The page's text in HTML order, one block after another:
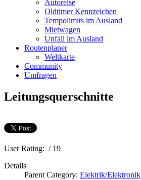
Autoreise
Oldtimer Kennzeichen
Tempolimits im Ausland
Mietwagen
Unfall im Ausland
Routenplaner
Weltkarte
Community
Umfragen
Leitungsquerschnitte
User Rating: / 19
Details
Parent Category: Elektrik/Elektronik